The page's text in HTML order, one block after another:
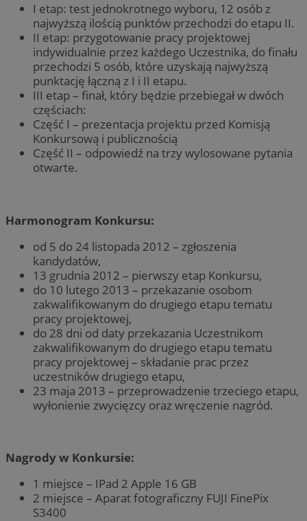
I etap: test jednokrotnego wyboru, 12 osób z
najwyższą ilością punktów przechodzi do etapu II.
II etap: przygotowanie pracy projektowej
indywidualnie przez każdego Uczestnika, do finału
przechodzi 5 osób, które uzyskają najwyższą
punktację łączną z I i II etapu.
III etap – finał, który będzie przebiegał w dwóch
częściach:
Część I – prezentacja projektu przed Komisją
Konkursową i publicznością
Część II – odpowiedź na trzy wylosowane pytania
otwarte.
Harmonogram Konkursu:
od 5 do 24 listopada 2012 – zgłoszenia
kandydatów,
13 grudnia 2012 – pierwszy etap Konkursu,
do 10 lutego 2013 – przekazanie osobom
zakwalifikowanym do drugiego etapu tematu
pracy projektowej,
do 28 dni od daty przekazania Uczestnikom
zakwalifikowanym do drugiego etapu tematu
pracy projektowej – składanie prac przez
uczestników drugiego etapu,
23 maja 2013 – przeprowadzenie trzeciego etapu,
wyłonienie zwycięzcy oraz wręczenie nagród.
Nagrody w Konkursie:
1 miejsce – IPad 2 Apple 16 GB
2 miejsce – Aparat fotograficzny FUJI FinePix
S3400